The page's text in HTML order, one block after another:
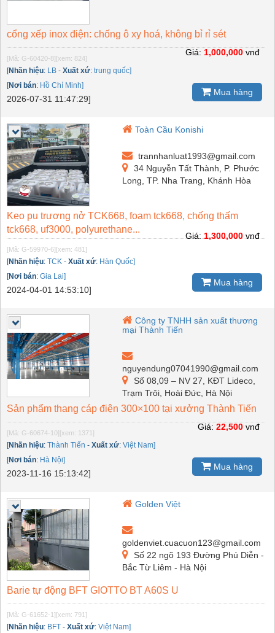
cổng xếp inox điện: chống ô xy hoá, không bỉ rỉ sét
[Mã: G-60420-8] [xem: 824]
[Nhãn hiệu: LB - Xuất xứ: trung quốc]
[Nơi bán: Hồ Chí Minh]
2026-07-31 11:47:29]
Giá: 1,000,000 vnđ
Mua hàng
Toàn Cầu Konishi
trannhanluat1993@gmail.com
34 Nguyễn Tất Thành, P. Phước
Long, TP. Nha Trang, Khánh Hòa
Keo pu trương nở TCK668, foam tck668, chống thấm
tck668, uf3000, polyurethane...
[Mã: G-59970-6] [xem: 481]
[Nhãn hiệu: TCK - Xuất xứ: Hàn Quốc]
[Nơi bán: Gia Lai]
2024-04-01 14:53:10]
Giá:1,300,000vnđ
Mua hàng
Công ty TNHH sản xuất thương
mại Thành Tiến
nguyendung07041990@gmail.com
Số 08,09 – NV 27, KĐT Lideco,
Trạm Trôi, Hoài Đức, Hà Nội
Sản phẩm thang cáp điện 300×100 tại xưởng Thành Tiến
[Mã: G-60674-10] [xem: 1371]
[Nhãn hiệu: Thành Tiến - Xuất xứ: Việt Nam]
[Nơi bán: Hà Nội]
2023-11-16 15:13:42]
Giá: 22,500 vnđ
Mua hàng
Golden Việt
goldenviet.cuacuon123@gmail.com
Số 22 ngõ 193 Đường Phú Diễn -
Bắc Từ Liêm - Hà Nội
Barie tự động BFT GIOTTO BT A60S U
[Mã: G-61652-1] [xem: 791]
[Nhãn hiệu: BFT - Xuất xứ: Việt Nam]